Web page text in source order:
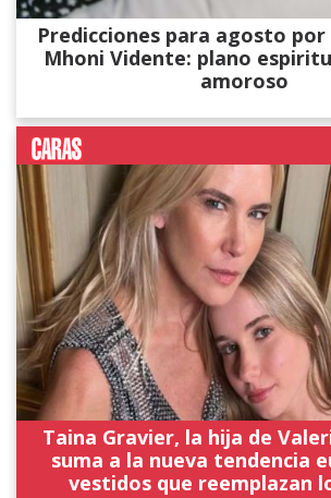
Predicciones para agosto
Mhoni Vidente: plano
amoroso
Taina Gravier, la hija de
suma a la nueva tendencia
vestidos que reemplazan